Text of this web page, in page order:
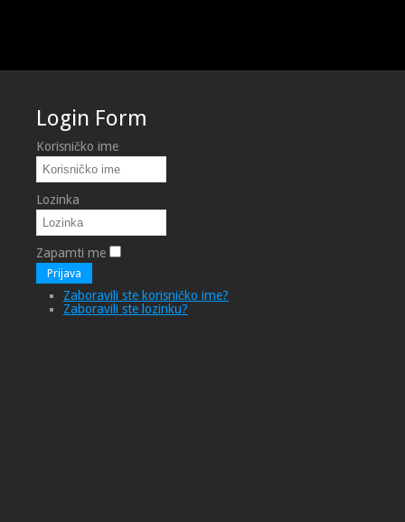
Login Form
Korisničko ime
Lozinka
Zapamti me
Prijava
Zaboravili ste korisničko ime?
Zaboravili ste lozinku?